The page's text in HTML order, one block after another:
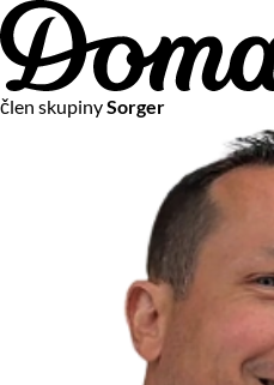
člen skupinySorger
Na vašom súkromí nám
Chceme vám neustále
Vzhľadom k platnej legislatíve
s používaním súborov cookies.
Viac o personalizácii a
Aby sme vedeli, čo sa deje na
vám mohli prispôsobiť ponuky
používame cookies a taktiež
Čo sú cookies?
Cookies sú malé textové